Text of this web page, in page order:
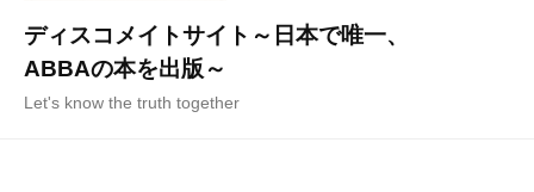
ディスコメイトサイト～日本で唯一、
ABBAの本を出版～
Let's know the truth together